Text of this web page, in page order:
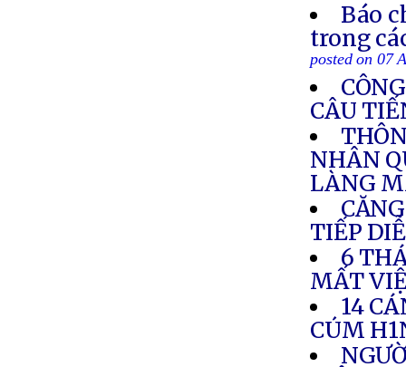
Báo
trong
posted on 07
CÂU
NHÂN
LÀNG
TIẾP
6
MẤT
14
CÚM